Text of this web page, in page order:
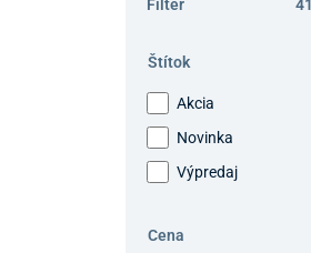
Filter
Štítok
Akcia
Novinka
Výpredaj
Cena